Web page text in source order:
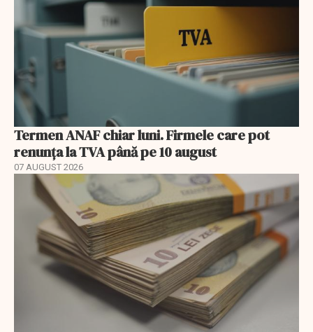
Termen ANAF chiar luni. Firmele care pot
renunța la TVA până pe 10 august
07 AUGUST 2026